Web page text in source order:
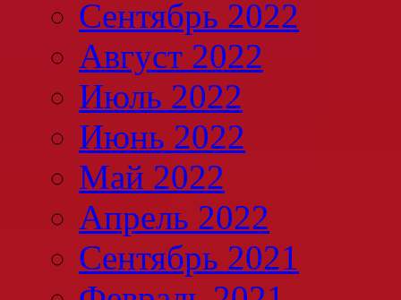
Сентябрь 2022
Август 2022
Июль 2022
Июнь 2022
Май 2022
Апрель 2022
Сентябрь 2021